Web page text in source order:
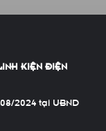
KIỆN ĐIỆN
2024 tại UBND